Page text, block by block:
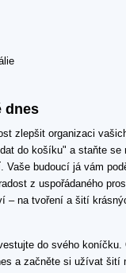
dnes
zlepšit organizaci
do košíku" a staňte se
. Vaše budoucí já vám
z uspořádaného
– na tvoření a šití
do svého koníčku.
a začněte si užívat šití